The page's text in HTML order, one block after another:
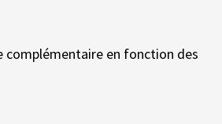
complémentaire en fonction des